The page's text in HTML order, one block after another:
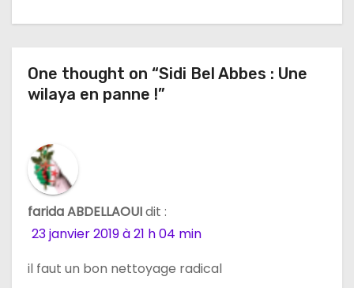
o
n
e
a
One thought on “Sidi Bel Abbes : Une
wilaya en panne !”
farida ABDELLAOUIdit :
23 janvier 2019 à 21 h 04 min
il faut un bon nettoyage radical